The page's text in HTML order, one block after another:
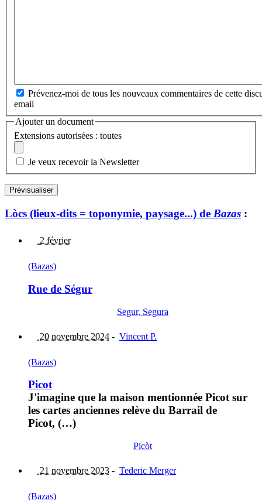
Prévenez-moi de tous les nouveaux commentaires de cette
email
Ajouter un document
Extensions autorisées : toutes
Je veux recevoir la Newsletter
Lòcs (lieux-dits = toponymie, paysage...) de Bazas :
2 février
(Bazas)
Rue de Ségur
Segur, Segura
20 novembre 2024 - Vincent P.
(Bazas)
Picot
J'imagine que la maison mentionnée Picot sur
les cartes anciennes relève du Barrail de
Picot, (…)
Picòt
21 novembre 2023 - Tederic Merger
(Bazas)